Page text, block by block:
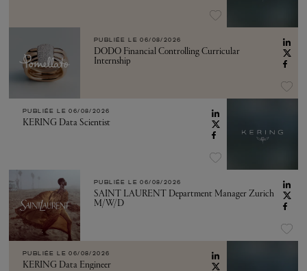
PUBLIÉE LE 06/08/2026
DODO Financial Controlling Curricular
Internship
PUBLIÉE LE 06/08/2026
KERING Data Scientist
PUBLIÉE LE 06/08/2026
SAINT LAURENT Department Manager Zurich
M/W/D
PUBLIÉE LE 06/08/2026
KERING Data Engineer